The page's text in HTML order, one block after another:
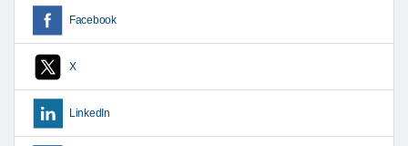
Facebook
X
LinkedIn